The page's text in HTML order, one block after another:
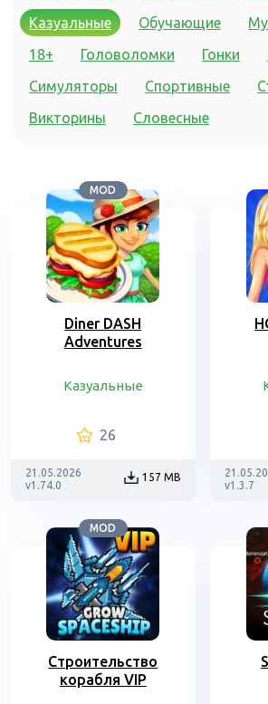
Казуальные
Обучающие
18+
Головоломки Гонки
Симуляторы
Спортивные
Викторины
Словесные
MOD
Diner DASH
Adventures
Казуальные
26
21.05.2026
v1.74.0
157 MB
v1.3.7
MOD
Строительство
корабля VIP